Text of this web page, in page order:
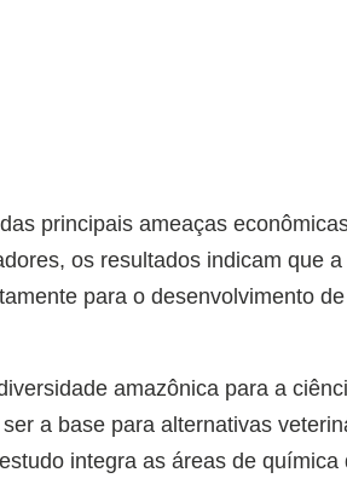
principais ameaças
os resultados indicam que
para o desenvolvimento
amazônica para a
a base para alternativas
integra as áreas de química